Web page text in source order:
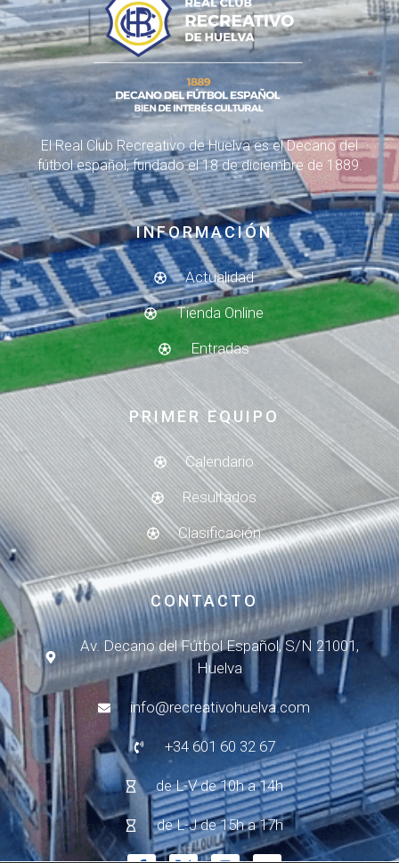
El Real Club Recreativo de Huelva es el Decano del
fútbol español, fundado el 18 de diciembre de 1889.
INFORMACIÓN
Actualidad
Tienda Online
Entradas
PRIMER EQUIPO
Calendario
Resultados
Clasificación
CONTACTO
Av. Decano del Fútbol Español, S/N 21001,
Huelva
info@recreativohuelva.com
+34 601 60 32 67
de L-V de 10h a 14h
de L-J de 15h a 17h